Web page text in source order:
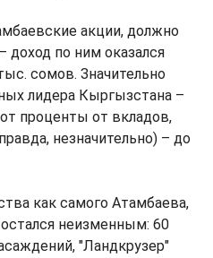
акции, должно
доход по ним оказался
сомов. Значительно
лидера Кыргызстана –
проценты от вкладов,
незначительно) – до
как самого Атамбаева,
неизменным: 60
"Ландкрузер"